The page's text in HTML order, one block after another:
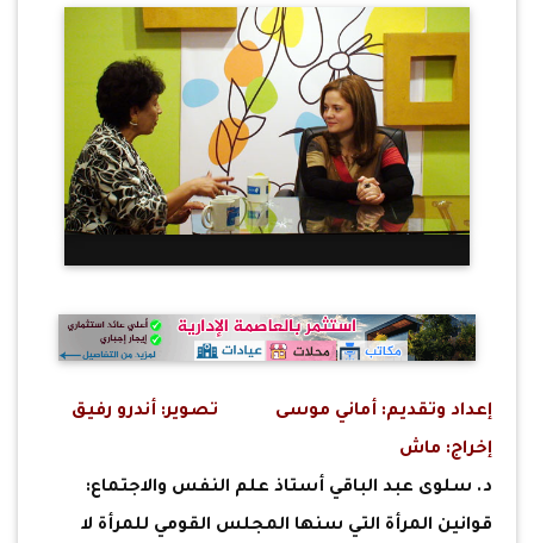
إعداد وتقديم: أماني موسى تصوير: أندرو رفيق
إخراج: ماش
د. سلوى عبد الباقي أستاذ علم النفس والاجتماع:
قوانين المرأة التي سنها المجلس القومي للمرأة لا